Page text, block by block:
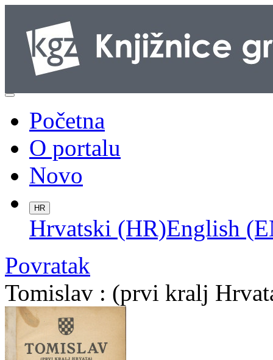
Početna
O portalu
Novo
HR
Hrvatski (HR)English
Povratak
Tomislav : (prvi kralj